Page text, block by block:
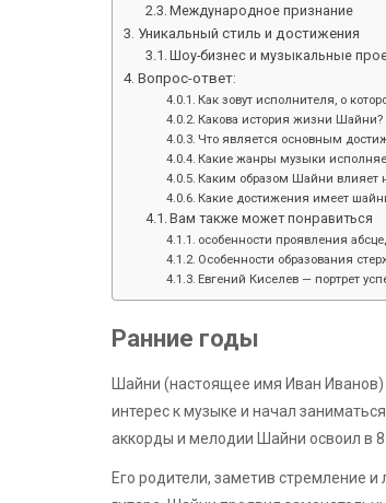
Международное признание
Уникальный стиль и достижения
Шоу-бизнес и музыкальные
Вопрос-ответ:
Как зовут исполнителя, о
Какова история жизни Шайни?
Что является основным
Какие жанры музыки
Каким образом Шайни влияет
Какие достижения имеет
Вам также может понравиться
особенности проявления
Особенности образования
Евгений Киселев — портрет
Ранние годы
Шайни (настоящее имя Иван Иванов)
интерес к музыке и начал
аккорды и мелодии Шайни освоил в
Его родители, заметив стремление